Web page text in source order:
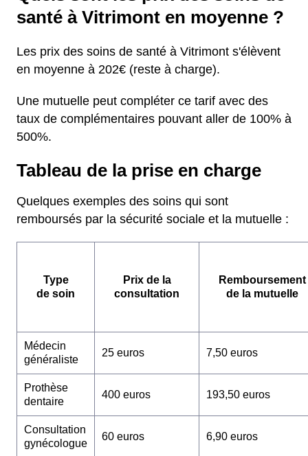
santé à Vitrimont en moyenne ?
Les prix des soins de santé à Vitrimont s'élèvent
en moyenne à 202€ (reste à charge).
Une mutuelle peut compléter ce tarif avec des
taux de complémentaires pouvant aller de 100% à
500%.
Tableau de la prise en charge
Quelques exemples des soins qui sont
remboursés par la sécurité sociale et la mutuelle :
Type
de soin
Prix de la
consultation
Remboursement
de la mutuelle
Médecin
généraliste
25 euros 7,50 euros
Prothèse
dentaire
400 euros 193,50 euros
Consultation
gynécologue
60 euros 6,90 euros